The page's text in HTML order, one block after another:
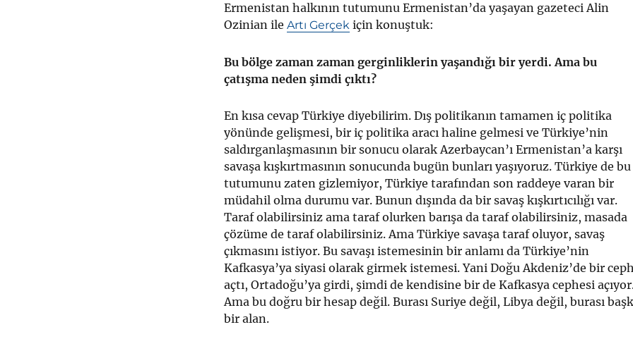
Ermenistan halkının tutumunu Ermenistan’da yaşayan gazeteci Alin
Ozinian ile Artı Gerçek için konuştuk:
Bu bölge zaman zaman gerginliklerin yaşandığı bir yerdi. Ama bu
çatışma neden şimdi çıktı?
En kısa cevap Türkiye diyebilirim. Dış politikanın tamamen iç politika
yönünde gelişmesi, bir iç politika aracı haline gelmesi ve Türkiye’nin
saldırganlaşmasının bir sonucu olarak Azerbaycan’ı Ermenistan’a karşı
savaşa kışkırtmasının sonucunda bugün bunları yaşıyoruz. Türkiye de bu
tutumunu zaten gizlemiyor, Türkiye tarafından son raddeye varan bir
müdahil olma durumu var. Bunun dışında da bir savaş kışkırtıcılığı var.
Taraf olabilirsiniz ama taraf olurken barışa da taraf olabilirsiniz, masada
çözüme de taraf olabilirsiniz. Ama Türkiye savaşa taraf oluyor, savaş
çıkmasını istiyor. Bu savaşı istemesinin bir anlamı da Türkiye’nin
Kafkasya’ya siyasi olarak girmek istemesi. Yani Doğu Akdeniz’de bir
açtı, Ortadoğu’ya girdi, şimdi de kendisine bir de Kafkasya cephesi
Ama bu doğru bir hesap değil. Burası Suriye değil, Libya değil, burası
bir alan.